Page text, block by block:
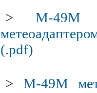
> М-49М
(.pdf)
> М-49М